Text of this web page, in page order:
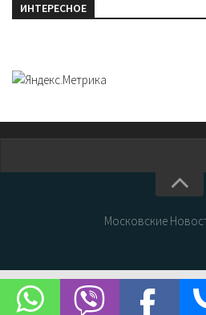
ИНТЕРЕСНОЕ
Новости Москвы
Интересные места Москвы
Факты о Москве
Московские